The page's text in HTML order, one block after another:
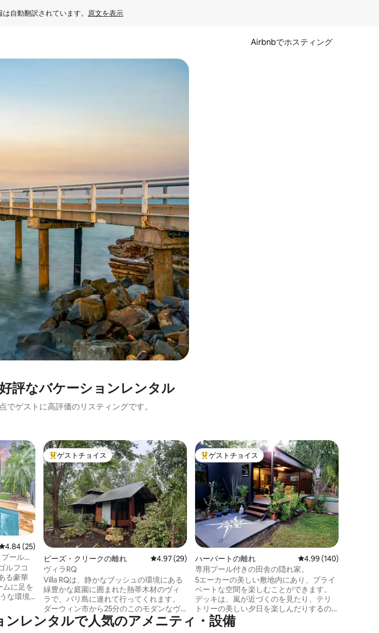
自動翻訳されています。 原文を表示
Airbnbでホスティング
またはスワイプして検索結果を確認することができます。
評なバケーションレンタル
でゲストに高評価のリスティングです。
ビュー25件、5つ星中4.84つ星の平均評価
4.84 (25)
ール〜
ルフコ
る豪華
ムに足を
な環境
りしま
大好評のゲストチョイスです。
ゲストチョイス
ビーズ・クリークの離れ レビュー29件、5つ星中4.97つ星の平均評価
4.97 (29)
ヴィラRQ
Villa RQは、静かなブッシュの環境にある
緑豊かな庭園に囲まれた熱帯木材のヴィ
ラで、バリ島に連れて行ってくれます。
ダーウィン市から25分のこのモダンなヴ
ィラには、素晴らしいキングサイズベッ
ド、ラウンジ、キッチンがあります。
大好評のゲストチョイスです。
ゲストチョイス
ハーバートの離れ レビュー140件、5つ
4.99 (140)
専用プール付きの田舎の隠れ家。
5エーカーの美しい敷地内にあり、プライ
ベートな空間を楽しむことができます。
デッキは、嵐が近づくのを見たり、テリ
トリーの美しい夕日を楽しんだりするの
に最適なスポットです。 デッキから直接
プールに飛び込むこともできます。 お部
レンタルで人気のアメニティ・設備